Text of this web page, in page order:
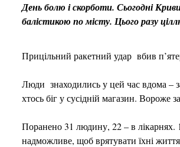
День болю і скорботи. Сьогодні
балістикою по місту. Цього разу
Прицільний ракетний удар вбив
Люди знаходились у цей час вдома –
хтось біг у сусідній магазин. Вороже
Поранено 31 людину, 22 – в лікарнях.
надможливе, щоб врятувати їхні